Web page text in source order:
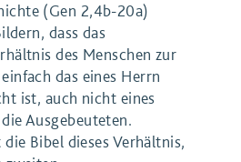
(Gen 2,4b-20a)
dass das
des Menschen zur
das eines Herrn
ist, auch nicht eines
Ausgebeuteten.
Bibel dieses Verhältnis,